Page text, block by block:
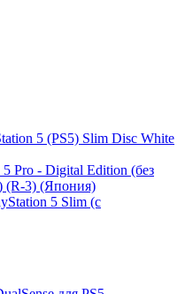
5 (PS5) Slim Disc White
Pro - Digital Edition (без
(R-3) (Япония)
5 Slim (с